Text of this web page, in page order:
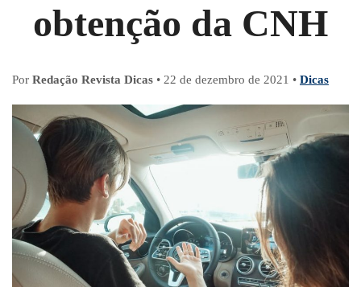
obtenção da CNH
Por Redação Revista Dicas • 22 de dezembro de 2021 • Dicas